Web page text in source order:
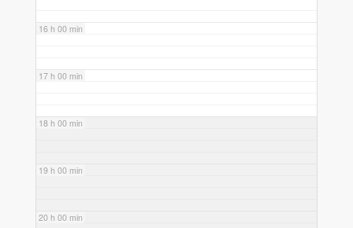
16 h 00 min
17 h 00 min
18 h 00 min
19 h 00 min
20 h 00 min